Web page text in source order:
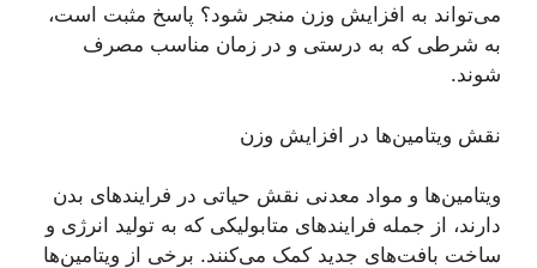
می‌تواند به افزایش وزن منجر شود؟ پاسخ مثبت است،
به شرطی که به درستی و در زمان مناسب مصرف
شوند.
نقش ویتامین‌ها در افزایش وزن
ویتامین‌ها و مواد معدنی نقش حیاتی در فرایند‌های بدن
دارند، از جمله فرایند‌های متابولیکی که به تولید انرژی و
ساخت بافت‌های جدید کمک می‌کنند. برخی از ویتامین‌ها